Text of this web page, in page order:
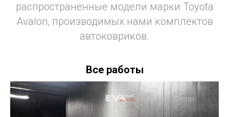
распространенные модели марки Toyota
Avalon, производимых нами комплектов
автоковриков.
Все работы